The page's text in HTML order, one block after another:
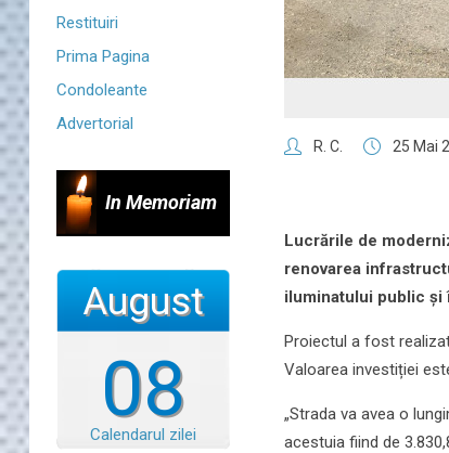
Restituiri
Prima Pagina
Condoleante
Advertorial
In Memoriam
08
August
Calendarul zilei
R. C. 25 Mai
Lucrările de
renovarea
iluminatului public și
Proiectul a fost
Valoarea investiției
„Strada va avea o
acestuia fiind de